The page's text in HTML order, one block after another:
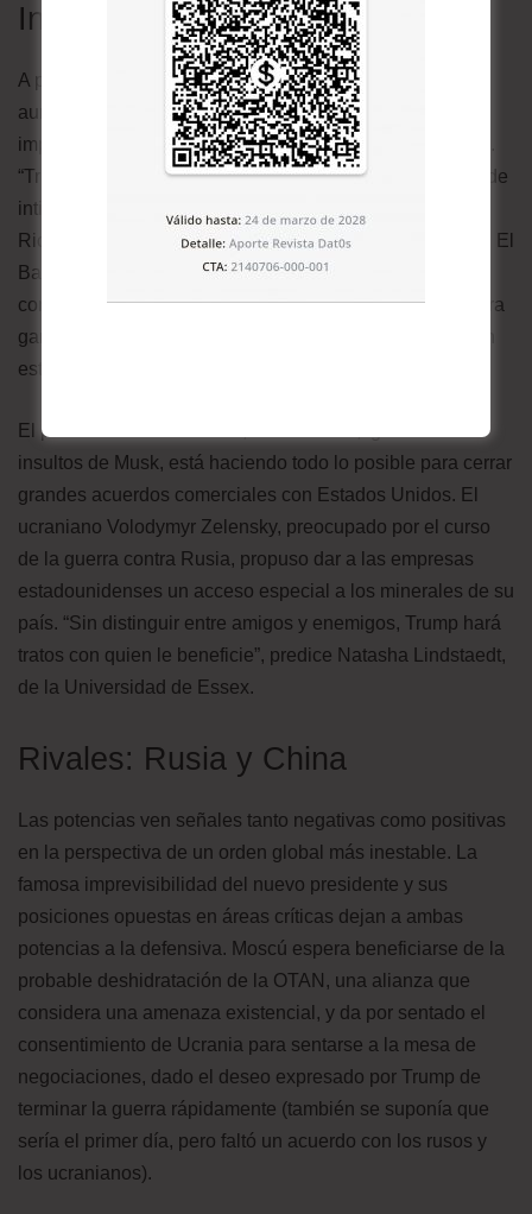
Intimidación nunca antes vista
A pesar de algunos obstáculos, el prometido y temido
aumento arancelario del 10% al 30% sobre todas las
importaciones puede, de hecho, introducirse por decreto.
“Trump está utilizando los impuestos como herramienta de
intimidación de una manera nunca antes vista”, afirma
Richard Bensel, politólogo de la Universidad de Cornell. El
Banco Central Europeo está estudiando aumentar las
compras de productos fabricados en Estados Unidos para
ganarse el favor de la Casa Blanca, medida que también
está considerando Canadá.
El primer ministro británico, Keir Starmer, ignorando los
insultos de Musk, está haciendo todo lo posible para cerrar
grandes acuerdos comerciales con Estados Unidos. El
ucraniano Volodymyr Zelensky, preocupado por el curso
de la guerra contra Rusia, propuso dar a las empresas
estadounidenses un acceso especial a los minerales de su
país. “Sin distinguir entre amigos y enemigos, Trump hará
tratos con quien le beneficie”, predice Natasha Lindstaedt,
de la Universidad de Essex.
Rivales: Rusia y China
Las potencias ven señales tanto negativas como positivas
en la perspectiva de un orden global más inestable. La
famosa imprevisibilidad del nuevo presidente y sus
posiciones opuestas en áreas críticas dejan a ambas
potencias a la defensiva. Moscú espera beneficiarse de la
probable deshidratación de la OTAN, una alianza que
considera una amenaza existencial, y da por sentado el
consentimiento de Ucrania para sentarse a la mesa de
negociaciones, dado el deseo expresado por Trump de
terminar la guerra rápidamente (también se suponía que
sería el primer día, pero faltó un acuerdo con los rusos y
los ucranianos).